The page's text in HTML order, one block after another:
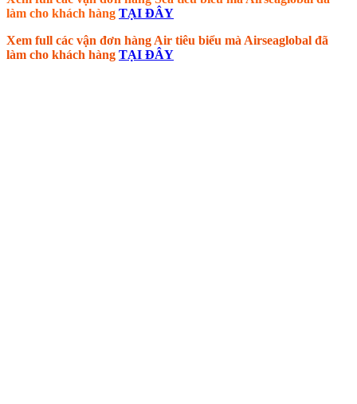
làm cho khách hàng TẠI ĐÂY
Xem full các vận đơn hàng Air tiêu biểu mà Airseaglobal đã
làm cho khách hàng TẠI ĐÂY